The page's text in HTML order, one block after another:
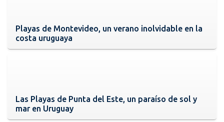
Playas de Montevideo, un verano inolvidable en la
costa uruguaya
Las Playas de Punta del Este, un paraíso de sol y
mar en Uruguay